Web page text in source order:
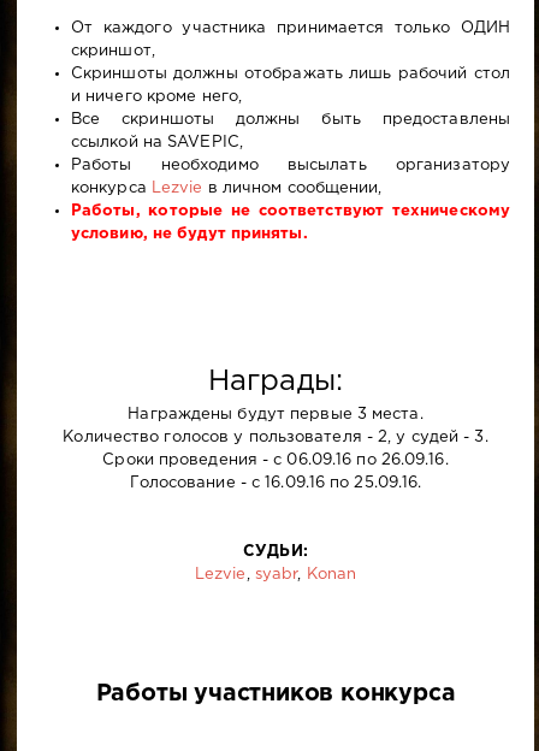
От каждого участника принимается только ОДИН
скриншот,
Скриншоты должны отображать лишь рабочий стол
и ничего кроме него,
Все скриншоты должны быть предоставлены
ссылкой на SAVEPIC,
Работы необходимо высылать организатору
конкурса
Lezvie
в личном сообщении,
Работы, которые не соответствуют техническому
условию, не будут приняты.
Награды:
Награждены будут первые 3 места.
Количество голосов у пользователя - 2, у судей - 3.
Сроки проведения - с 06.09.16 по 26.09.16.
Голосование - с 16.09.16 по 25.09.16.
СУДЬИ:
Lezvie
syabr, Konan
Работы участников конкурса